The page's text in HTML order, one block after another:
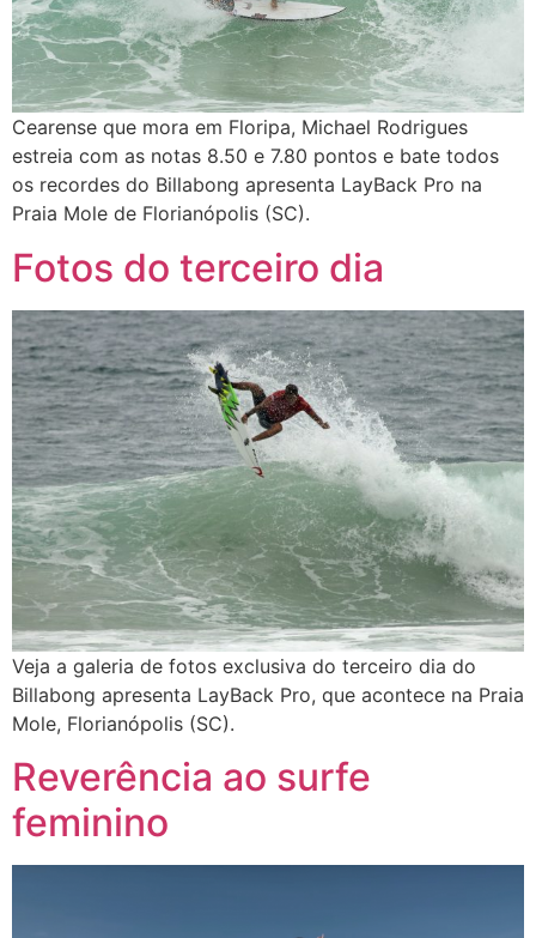
Cearense que mora em Floripa, Michael Rodrigues
estreia com as notas 8.50 e 7.80 pontos e bate todos
os recordes do Billabong apresenta LayBack Pro na
Praia Mole de Florianópolis (SC).
Fotos do terceiro dia
Veja a galeria de fotos exclusiva do terceiro dia do
Billabong apresenta LayBack Pro, que acontece na Praia
Mole, Florianópolis (SC).
Reverência ao surfe
feminino